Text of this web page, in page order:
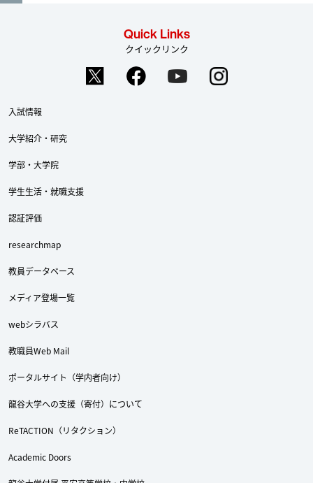
Quick Links
クイックリンク
入試情報
大学紹介・研究
学部・大学院
学生生活・就職支援
認証評価
researchmap
教員データベース
メディア登場一覧
webシラバス
教職員Web Mail
ポータルサイト（学内者向け）
龍谷大学への支援（寄付）について
ReTACTION（リタクション）
Academic Doors